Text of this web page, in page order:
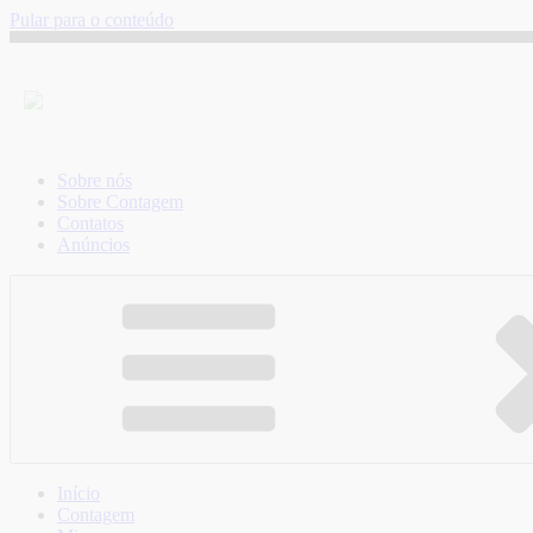
Pular para o conteúdo
Sobre nós
Sobre Contagem
Contatos
Anúncios
Início
Contagem